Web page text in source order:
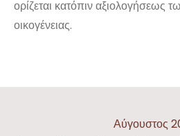
ορίζεται κατόπιν αξιολογήσεως
οικογένειας.
Αύγουστος